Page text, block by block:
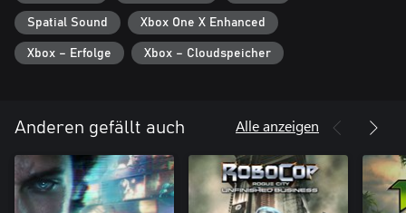
Spatial Sound Xbox One X Enhanced
Xbox – Erfolge Xbox – Cloudspeicher
Anderen gefällt auch Alle anzeigen